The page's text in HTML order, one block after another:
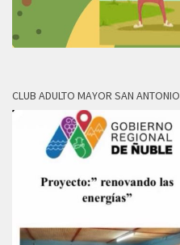
CLUB ADULTO MAYOR SAN ANTONIO